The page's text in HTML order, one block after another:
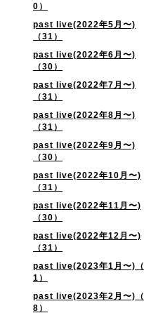
0）
past live(2022年5月〜)
（31）
past live(2022年6月〜)
（30）
past live(2022年7月〜)
（31）
past live(2022年8月〜)
（31）
past live(2022年9月〜)
（30）
past live(2022年10月〜)
（31）
past live(2022年11月〜)
（30）
past live(2022年12月〜)
（31）
past live(2023年1月〜)
1）
past live(2023年2月〜)
8）